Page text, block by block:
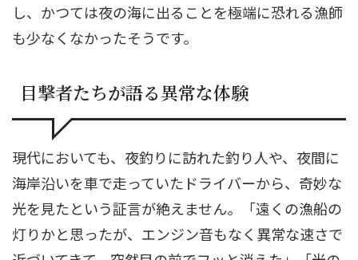
し、かつては夜の海に出ることを極端に恐れる漁師
も少なくなかったそうです。
目撃者たちが語る異常な体験
現代においても、夜釣りに訪れた釣り人や、夜間に
海岸沿いを車で走っていたドライバーから、奇妙な
光を見たという証言が絶えません。「遠くの漁船の
灯りかと思ったが、エンジン音もなく異常な速さで